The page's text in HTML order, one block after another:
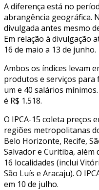
A diferença está no
abrangência geográfica.
divulgada antes mesmo
Em relação à divulgação
16 de maio a 13 de junho.
Ambos os índices levam
produtos e serviços
um e 40 salários
é R$ 1.518.
O IPCA-15 coleta preços
regiões metropolitanas
Belo Horizonte, Recife,
Salvador e Curitiba, além
16 localidades (inclui
São Luís e Aracaju). O
em 10 de julho.